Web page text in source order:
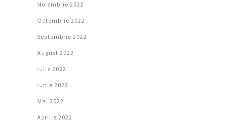
Noiembrie 2022
Octombrie 2022
Septembrie 2022
August 2022
Iulie 2022
Iunie 2022
Mai 2022
Aprilie 2022